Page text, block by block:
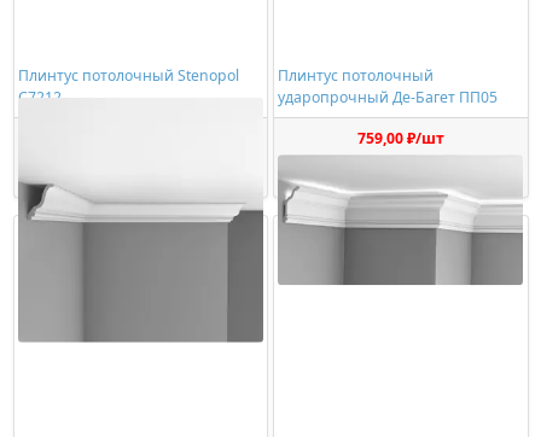
Плинтус потолочный Stenopol
C7212
Плинтус потолочный
ударопрочный Де-Багет ПП05
759,00 ₽/шт